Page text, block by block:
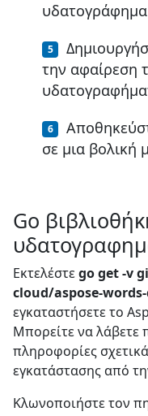
υδατογράφημα
την αφαίρεση
σε μια βολική
Go
Εκτελέστεgo get -v
cloud/aspose-
εγκαταστήσετε το
Μπορείτε να λάβετε
πληροφορίες
εγκατάστασης από
Κλωνοποιήστε τον